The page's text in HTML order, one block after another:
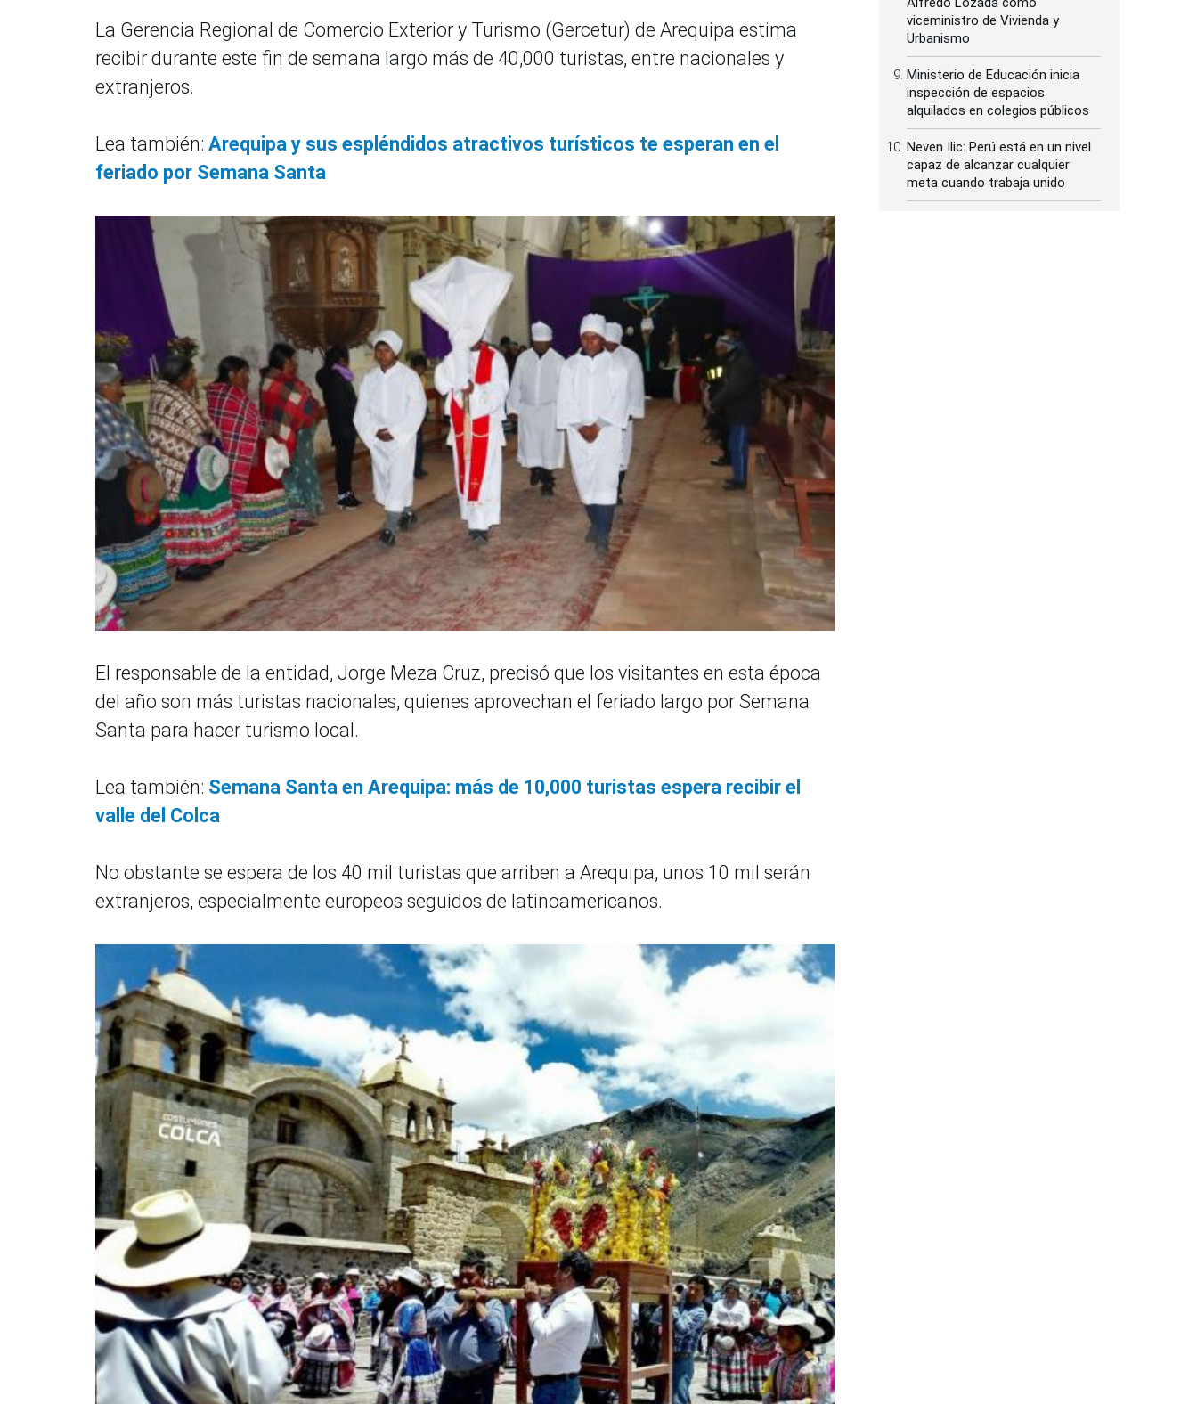
La Gerencia Regional de Comercio Exterior y Turismo (Gercetur) de Arequipa estima
recibir durante este fin de semana largo más de 40,000 turistas, entre nacionales y
extranjeros.
Lea también: Arequipa y sus espléndidos atractivos turísticos te esperan en el
feriado por Semana Santa
El responsable de la entidad, Jorge Meza Cruz, precisó que los visitantes en esta época
del año son más turistas nacionales, quienes aprovechan el feriado largo por Semana
Santa para hacer turismo local.
Lea también: Semana Santa en Arequipa: más de 10,000 turistas espera recibir el
valle del Colca
No obstante se espera de los 40 mil turistas que arriben a Arequipa, unos 10 mil serán
extranjeros, especialmente europeos seguidos de latinoamericanos.
viceministro de Vivienda y
Urbanismo
Ministerio de Educación inicia
inspección de espacios
alquilados en colegios públicos
Neven Ilic: Perú está en un nivel
capaz de alcanzar cualquier
meta cuando trabaja unido